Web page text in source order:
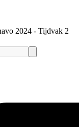
2024 - Tijdvak 2